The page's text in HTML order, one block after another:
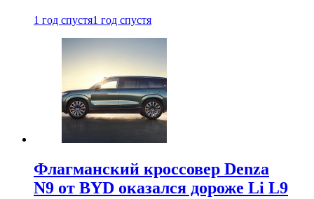
1 год спустя1 год спустя
Флагманский кроссовер Denza
N9 от BYD оказался дороже Li L9